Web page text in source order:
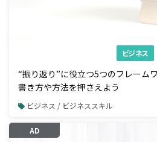
ビジネス
“振り返り”に役立つ5つのフレーム
書き方や方法を押さえよう
ビジネス / ビジネススキル
AD